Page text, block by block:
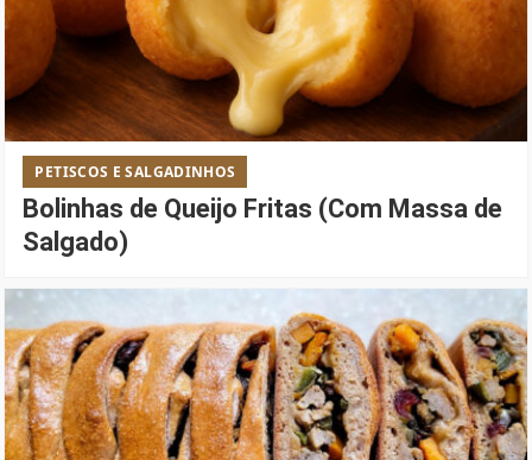
PETISCOS E SALGADINHOS
Bolinhas de Queijo Fritas (Com Massa de
Salgado)